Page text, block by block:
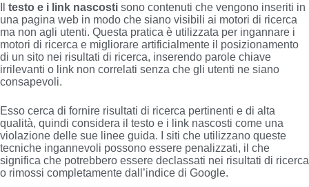
testo e i link nascosti sono contenuti che vengono inseriti in
una pagina web in modo che siano visibili ai motori di ricerca
ma non agli utenti. Questa pratica è utilizzata per ingannare i
motori di ricerca e migliorare artificialmente il posizionamento
di un sito nei risultati di ricerca, inserendo parole chiave
irrilevanti o link non correlati senza che gli utenti ne siano
consapevoli.
Esso cerca di fornire risultati di ricerca pertinenti e di alta
qualità, quindi considera il testo e i link nascosti come una
violazione delle sue linee guida. I siti che utilizzano queste
tecniche ingannevoli possono essere penalizzati, il che
significa che potrebbero essere declassati nei risultati di ricerca
o rimossi completamente dall’indice di Google.